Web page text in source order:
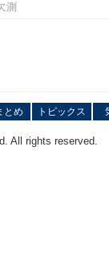
とめ トピックス
All rights reserved.